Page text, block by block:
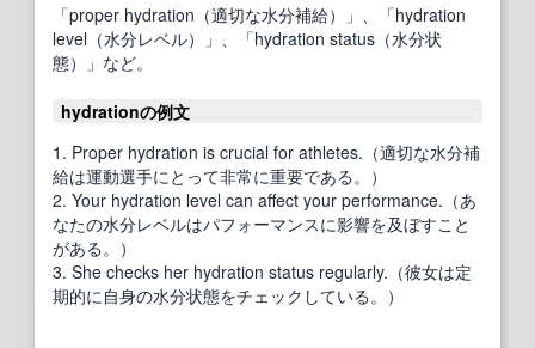
「proper hydration（適切な水分補給）」、「hydration
level（水分レベル）」、「hydration status（水分状
態）」など。
hydrationの例文
1. Proper hydration is crucial for athletes.（適切な水分補
給は運動選手にとって非常に重要である。）
2. Your hydration level can affect your performance.（あ
なたの水分レベルはパフォーマンスに影響を及ぼすこと
がある。）
3. She checks her hydration status regularly.（彼女は定
期的に自身の水分状態をチェックしている。）